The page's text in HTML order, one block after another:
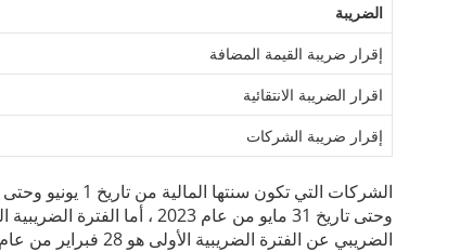
الضريبة
إقرار ضريبة القيمة المضافة
اقرار الضريبة الانتقائية
إقرار ضريبة الشركات
الضريبي عن الفترة الضريبية الأولى هو 28 فبراير من عام 2025 .